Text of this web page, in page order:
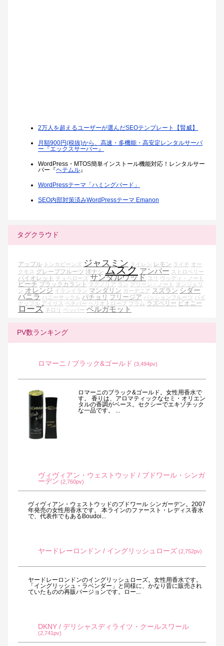
2万人を超えるユーザーが選んだSEOテンプレート【賢威】
月額900円(税抜)から、高速・多機能・高安定レンタルサーバ
ー『エックスサーバー』
WordPress・MTOS簡単インストール機能対応！レンタルサー
バー『ヘテムル』
WordPressテーマ「ハミングバード」
SEO内部対策済みWordPressテーマ Emanon
タグクラウド
アップル トンカビーンズ ジャスミン スイレン レモン ライチ オー
クモス グレープフルーツ 洋ナシ ムスク アンバー ストロベリー
バイオレット チュベローズ サンダルウッド ユリ ウッディ・ノート
ピーチ ブラックカラント マグノリア ラン グリーン・ノート
タンジェリ
ン オレンジ イランイラン マンダリン ガーデニア スズラン シダー
バニラ ハニーサックル パチョリ フリージア パッションフルーツ パイ
ナップル アイリス ベチバー ヘリオトロープ プラム ラズベリー ピオニー
ローズ ネロリ ペッパー ベルガモット
PV数ランキング
ロマーニ / ブラック&ゴールド (3,494pv)
ロマーニのブラック&ゴールド。女性用香水で
す。 香りは、アロマティックなセミ・オリエン
タルの香調がベース。セクシーでエキゾチック
な一品です。 ...
ヴィヴィアン・ウェストウッド / ブドワール・シンガ
ーデン (2,760pv)
ヴィヴィアン・ウェストウッドのブドワール シンガーデン。2007
年発売の女性用香水です。 本ラインのファースト・レディス香水
で、代表作でもあるBoudoi...
ヤードレーロンドン / イングリッシュローズ (2,752pv)
ヤードレーロンドンのイングリッシュローズ。女性用香水です。
「イングリッシュ・ラベンダー」と同様に、かなり昔に販売され
ていたものの再販バージョンです。ロー...
DKNY / デリシャスディライツ・クールスワール
(2,741pv)